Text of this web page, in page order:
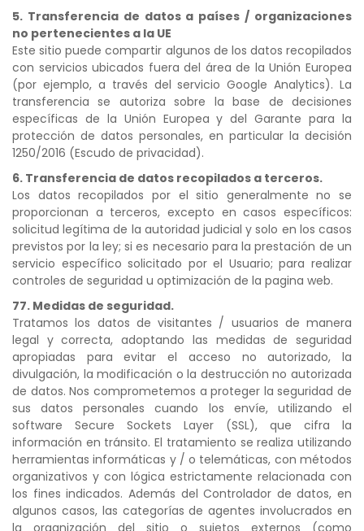
5. Transferencia de datos a países / organizaciones
no pertenecientes a la UE
Este sitio puede compartir algunos de los datos recopilados
con servicios ubicados fuera del área de la Unión Europea
(por ejemplo, a través del servicio Google Analytics). La
transferencia se autoriza sobre la base de decisiones
específicas de la Unión Europea y del Garante para la
protección de datos personales, en particular la decisión
1250/2016 (Escudo de privacidad).
6. Transferencia de datos recopilados a terceros.
Los datos recopilados por el sitio generalmente no se
proporcionan a terceros, excepto en casos específicos:
solicitud legítima de la autoridad judicial y solo en los casos
previstos por la ley; si es necesario para la prestación de un
servicio específico solicitado por el Usuario; para realizar
controles de seguridad u optimización de la pagina web.
77. Medidas de seguridad.
Tratamos los datos de visitantes / usuarios de manera
legal y correcta, adoptando las medidas de seguridad
apropiadas para evitar el acceso no autorizado, la
divulgación, la modificación o la destrucción no autorizada
de datos. Nos comprometemos a proteger la seguridad de
sus datos personales cuando los envíe, utilizando el
software Secure Sockets Layer (SSL), que cifra la
información en tránsito. El tratamiento se realiza utilizando
herramientas informáticas y / o telemáticas, con métodos
organizativos y con lógica estrictamente relacionada con
los fines indicados. Además del Controlador de datos, en
algunos casos, las categorías de agentes involucrados en
la organización del sitio o sujetos externos (como